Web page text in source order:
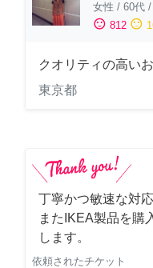
女性 / 60代 /
sentiment_satisfied 812 sentiment_neutral
クオリティの高い
東京都
丁寧かつ敏速な対
またIKEA製品を購
します。
依頼されたチケット